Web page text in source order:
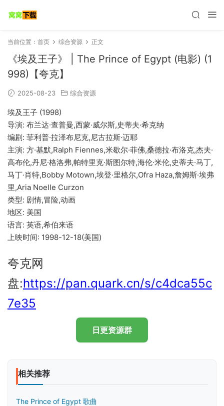
当前位置： 首页 综合资源 正文
《埃及王子》 | The Prince of Egypt (电影) (1
998)【夸克】
2025-08-23 综合资源
埃及王子 (1998)
导演: 布兰达∙查普曼,西蒙·威尔斯,史蒂夫·希克纳
编剧: 菲利普·拉泽布尼克,尼古拉斯·迈耶
主演: 方·基默,Ralph Fiennes,米歇尔·菲佛,桑德拉·布洛克,杰夫·
高布伦,丹尼·格洛弗,帕特里克·斯图尔特,海伦·米伦,史蒂夫·马丁,
马丁·肖特,Bobby Motown,埃登·里格尔,Ofra Haza,詹姆斯·埃弗
里,Aria Noelle Curzon
类型: 剧情,冒险,动画
地区: 美国
语言: 英语,希伯来语
上映时间: 1998-12-18(美国)
夸克网
盘:https://pan.quark.cn/s/c4dca55c
7e35
日更资源群
相关推荐
The Prince of Egypt 歌曲